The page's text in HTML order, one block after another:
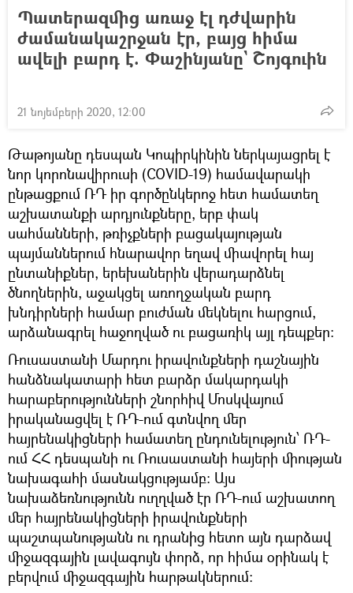
Պատերազմից առաջ էլ դժվարին
ժամանակաշրջան էր, բայց հիմա
ավելի բարդ է. Փաշինյանը` Շոյգուին
21 նոյեմբերի 2020, 12:00
Թաթոյանը դեսպան Կոպիրկինին ներկայացրել է
նոր կորոնավիրուսի (COVID-19) համավարակի
ընթացքում ՌԴ իր գործընկերոջ հետ համատեղ
աշխատանքի արդյունքները, երբ փակ
սահմանների, թռիչքների բացակայության
պայմաններում հնարավոր եղավ միավորել հայ
ընտանիքներ, երեխաներին վերադարձնել
ծնողներին, աջակցել առողջական բարդ
խնդիրների համար բուժման մեկնելու հարցում,
արձանագրել հաջողված ու բացառիկ այլ դեպքեր:
Ռուսաստանի Մարդու իրավունքների դաշնային
հանձնակատարի հետ բարձր մակարդակի
հարաբերությունների շնորհիվ Մոսկվայում
իրականացվել է ՌԴ-ում գտնվող մեր
հայրենակիցների համատեղ ընդունելություն՝ ՌԴ-
ում ՀՀ դեսպանի ու Ռուսաստանի հայերի միության
նախագահի մասնակցությամբ: Այս
նախաձեռնությունն ուղղված էր ՌԴ-ում աշխատող
մեր հայրենակիցների իրավունքների
պաշտպանությանն ու դրանից հետո այն դարձավ
միջազգային լավագույն փորձ, որ հիմա օրինակ է
բերվում միջազգային հարթակներում: